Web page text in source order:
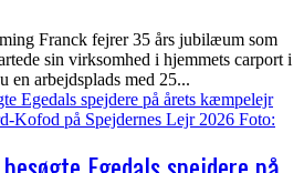
Franck fejrer 35 års jubilæum som
sin virksomhed i hjemmets carport i
en arbejdsplads med 25...
Egedals spejdere på årets kæmpelejr